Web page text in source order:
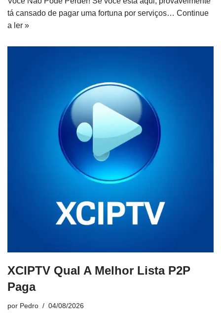
tá cansado de pagar uma fortuna por serviços… Continue
a ler »
XCIPTV Qual A Melhor Lista P2P
Paga
por Pedro 04/08/2026